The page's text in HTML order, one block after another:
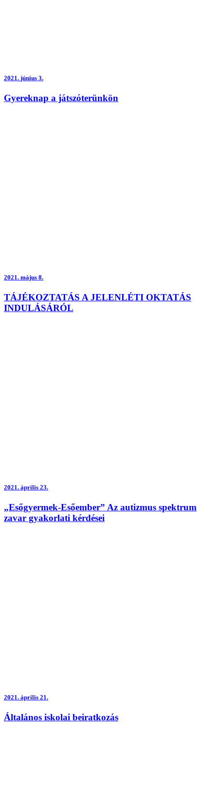
2021. június 3.
Gyereknap a játszóterünkön
2021. május 8.
TÁJÉKOZTATÁS A JELENLÉTI OKTATÁS
INDULÁSÁRÓL
2021. április 23.
„Esőgyermek-Esőember” Az autizmus spektrum
zavar gyakorlati kérdései
2021. április 21.
Általános iskolai beiratkozás